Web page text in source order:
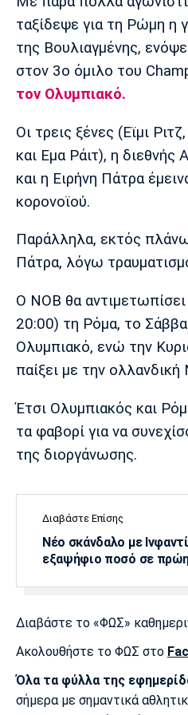
Πολιτισμός
Τραγούδια
Cine Spot
Media
Παρασκήνιο
Πρόγραμμα TV
Ιωνικός
Μπαρτσελόνα
Μάντσεστερ
Λίβερπουλ
Σίτι
Ίντερ
Μπορούσια
Ντόρτμουντ
Παρί
ταξίδεψε για τη Ρώμη η
της Βουλιαγμένης,
στον 3ο όμιλο του
τον Ολυμπιακό.
Οι τρεις ξένες (Εϊμι
και Εμα Ράιτ), η διεθνής
και η Ειρήνη Πάτρα
κορονοϊού.
Παράλληλα, εκτός
Πάτρα, λόγω
Ο ΝΟΒ θα
20:00) τη Ρόμα, το
Ολυμπιακό, ενώ την
παίξει με την ολλανδική
Έτσι Ολυμπιακός και
τα φαβορί για να
της διοργάνωσης.
Διαβάστε Επίσης
Νέο σκάνδαλο με
εξαψήφιο ποσό σε
Διαβάστε το «ΦΩΣ»
Ακολουθήστε το ΦΩΣ στο
Όλα τα φύλλα της
σήμερα με σημαντικά